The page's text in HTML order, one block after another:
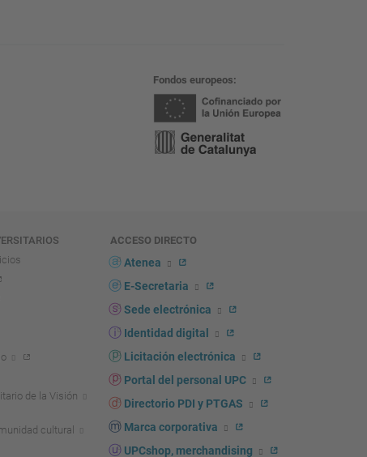
Fondos europeos
de la Visión
cultural
ACCESO DIRECTO
Atenea
E-Secretaria
Sede electrónica
Identidad digital
Licitación electrónica
Portal del personal UPC
Directorio PDI y PTGAS
Marca corporativa
UPCshop, merchandising